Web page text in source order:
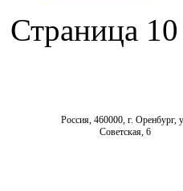
Страница
Россия, 460000, г. Оренбург,
Советская, 6